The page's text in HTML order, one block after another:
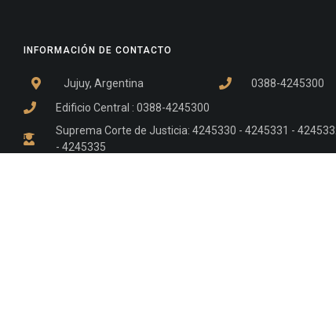
INFORMACIÓN DE CONTACTO
Jujuy, Argentina
0388-4245300
Edificio Central : 0388-4245300
Suprema Corte de Justicia: 4245330 - 4245331 -
- 4245335